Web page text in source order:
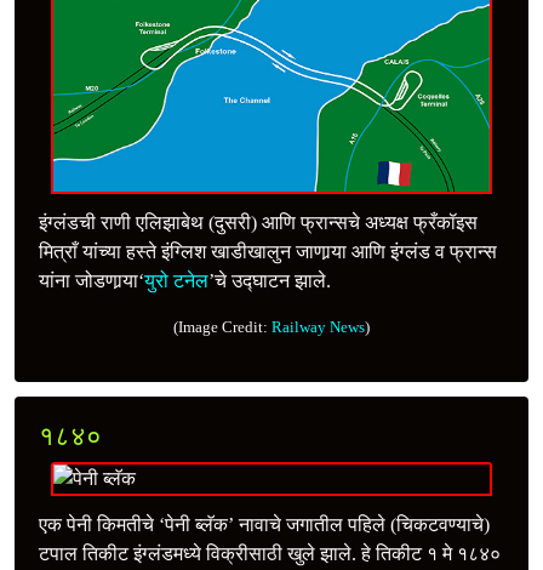
इंग्लंडची राणी एलिझाबेथ (दुसरी) आणि फ्रान्सचे अध्यक्ष फ्रँकॉइस
मित्राँ यांच्या हस्ते इंग्लिश खाडीखालुन जाणार्‍या आणि इंग्लंड व फ्रान्स
यांना जोडणार्‍या‘युरो टनेल’चे उद्‍घाटन झाले.
(Image Credit: Railway News)
१८४०
एक पेनी किमतीचे ‘पेनी ब्लॅक’ नावाचे जगातील पहिले (चिकटवण्याचे)
टपाल तिकीट इंग्लंडमध्ये विक्रीसाठी खुले झाले. हे तिकीट १ मे १८४०